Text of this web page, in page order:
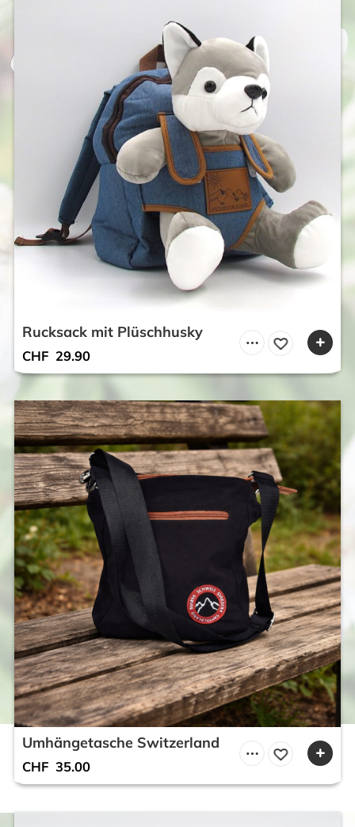
Rucksack mit Plüschhusky
CHF 29.90
Umhängetasche Switzerland
CHF 35.00